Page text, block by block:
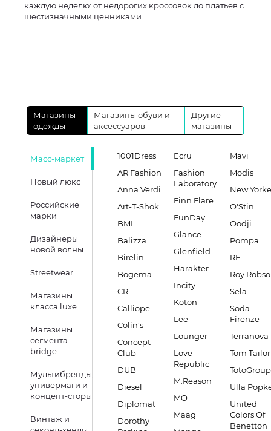
каждую неделю: от недорогих кроссовок до платьев с
шестизначными ценниками.
Магазины
одежды
Магазины обуви и
аксессуаров
Другие
магазины
Масс-маркет
Новый люкс
Российские
марки
Дизайнеры
новой волны
Streetwear
Магазины
класса luxe
Магазины
сегмента
bridge
Мультибренды,
универмаги и
концепт-сторы
Винтаж и
1001Dress
AR Fashion
Anna Verdi
Art-T-Shok
BML
Balizza
Birelin
Bogema
CR
Calliope
Colin's
Concept
Club
DUB
Diesel
Diplomat
Dorothy
Ecru
Fashion
Laboratory
Finn Flare
FunDay
Glance
Glenfield
Harakter
Incity
Koton
Lee
Lounger
Love
Republic
M.Reason
MO
Maag
Mavi
Modis
New
O'Stin
Oodji
Pompa
RE
Roy
Sela
Soda
Firenze
Terranova
Tom Tailor
TotoGroup
Ulla
United
Colors Of
Benetton